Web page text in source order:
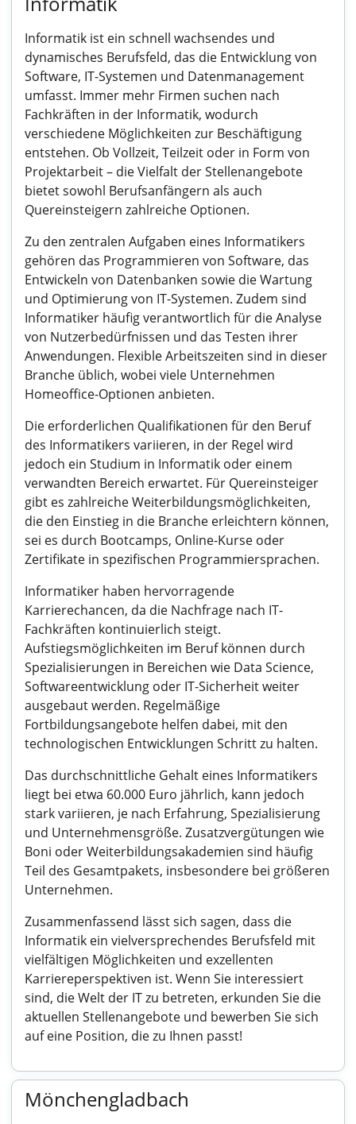
Informatik ist ein schnell wachsendes und
dynamisches Berufsfeld, das die Entwicklung von
Software, IT-Systemen und Datenmanagement
umfasst. Immer mehr Firmen suchen nach
Fachkräften in der Informatik, wodurch
verschiedene Möglichkeiten zur Beschäftigung
entstehen. Ob Vollzeit, Teilzeit oder in Form von
Projektarbeit – die Vielfalt der Stellenangebote
bietet sowohl Berufsanfängern als auch
Quereinsteigern zahlreiche Optionen.
Zu den zentralen Aufgaben eines Informatikers
gehören das Programmieren von Software, das
Entwickeln von Datenbanken sowie die Wartung
und Optimierung von IT-Systemen. Zudem sind
Informatiker häufig verantwortlich für die Analyse
von Nutzerbedürfnissen und das Testen ihrer
Anwendungen. Flexible Arbeitszeiten sind in dieser
Branche üblich, wobei viele Unternehmen
Homeoffice-Optionen anbieten.
Die erforderlichen Qualifikationen für den Beruf
des Informatikers variieren, in der Regel wird
jedoch ein Studium in Informatik oder einem
verwandten Bereich erwartet. Für Quereinsteiger
gibt es zahlreiche Weiterbildungsmöglichkeiten,
die den Einstieg in die Branche erleichtern können,
sei es durch Bootcamps, Online-Kurse oder
Zertifikate in spezifischen Programmiersprachen.
Informatiker haben hervorragende
Karrierechancen, da die Nachfrage nach IT-
Fachkräften kontinuierlich steigt.
Aufstiegsmöglichkeiten im Beruf können durch
Spezialisierungen in Bereichen wie Data Science,
Softwareentwicklung oder IT-Sicherheit weiter
ausgebaut werden. Regelmäßige
Fortbildungsangebote helfen dabei, mit den
technologischen Entwicklungen Schritt zu halten.
Das durchschnittliche Gehalt eines Informatikers
liegt bei etwa 60.000 Euro jährlich, kann jedoch
stark variieren, je nach Erfahrung, Spezialisierung
und Unternehmensgröße. Zusatzvergütungen wie
Boni oder Weiterbildungsakademien sind häufig
Teil des Gesamtpakets, insbesondere bei größeren
Unternehmen.
Zusammenfassend lässt sich sagen, dass die
Informatik ein vielversprechendes Berufsfeld mit
vielfältigen Möglichkeiten und exzellenten
Karriereperspektiven ist. Wenn Sie interessiert
sind, die Welt der IT zu betreten, erkunden Sie die
aktuellen Stellenangebote und bewerben Sie sich
auf eine Position, die zu Ihnen passt!
Mönchengladbach